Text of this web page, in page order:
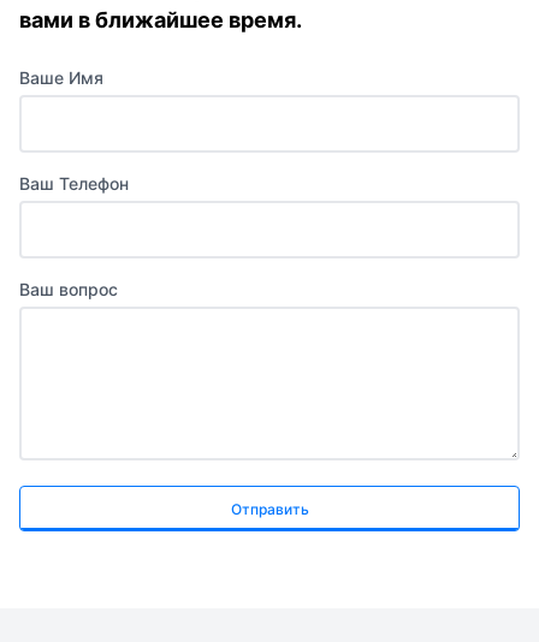
вами в ближайшее время.
Ваше Имя
Ваш Телефон
Ваш вопрос
Отправить